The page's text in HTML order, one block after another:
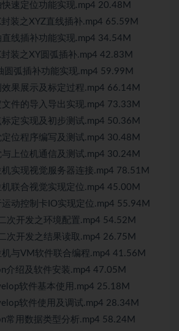
速定位功能实现.mp4 20.48M
装之XYZ直线插补.mp4 65.59M
线插补功能实现.mp4 34.54M
装之XY圆弧插补.mp4 42.83M
弧插补功能实现.mp4 59.99M
果展示及标定过程.mp4 66.14M
件的导入导出实现.mp4 73.33M
定实现及初步测试.mp4 50.36M
位程序编写及测试.mp4 30.48M
上位机通信及测试.mp4 30.24M
实现视觉服务器连接.mp4 78.51M
联合视觉实现定位.mp4 45.00M
动控制卡IO实现定位.mp4 55.94M
次开发之环境配置.mp4 54.52M
次开发之结果读取.mp4 26.75M
与VM软件联合编程.mp4 41.56M
介绍及软件安装.mp4 47.05M
软件基本使用.mp4 25.18M
软件使用及调试.mp4 28.34M
常用数据类型分析.mp4 58.24M